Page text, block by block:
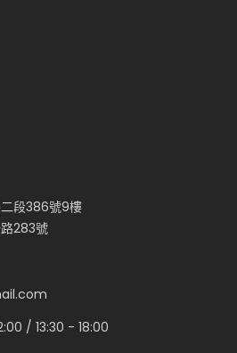
段386號9樓
283號
/ 13:30 - 18:00